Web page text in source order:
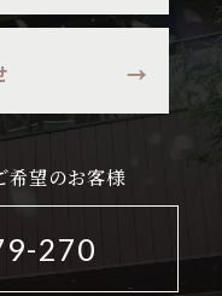
希望のお客様
270